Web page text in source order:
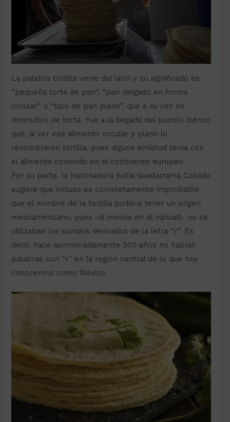
La palabra tortilla viene del latín y su significado es
“pequeña torta de pan”, “pan delgado en forma
circular” o “tipo de pan plano”, que a su vez es
diminutivo de torta. Fue a la llegada del pueblo ibérico
que, al ver ese alimento circular y plano lo
renombraron tortilla, pues alguna similitud tenía con
el alimento conocido en el continente europeo.
Por su parte, la historiadora Sofía Guadarrama Collado
sugiere que incluso es completamente improbable
que el nombre de la tortilla pudiera tener un origen
mesoamericano, pues -al menos en el náhuatl- no se
utilizaban los sonidos derivados de la letra “r”. Es
decir, hace aproximadamente 500 años no habían
palabras con “r” en la región central de lo que hoy
conocemos como México.